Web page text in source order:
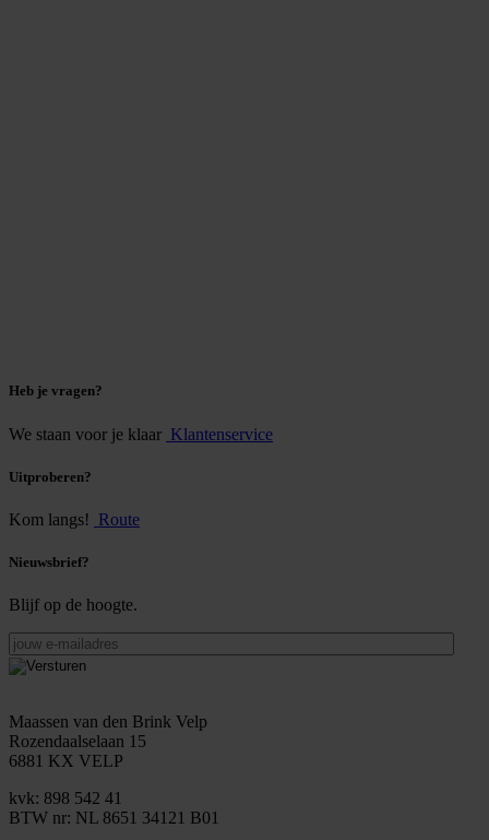
Heb je vragen?
We staan voor je klaar Klantenservice
Uitproberen?
Kom langs! Route
Nieuwsbrief?
Blijf op de hoogte.
jouw
e-
mailadres
Maassen van den Brink Velp
Rozendaalselaan 15
6881 KX VELP
kvk: 898 542 41
BTW nr: NL 8651 34121 B01